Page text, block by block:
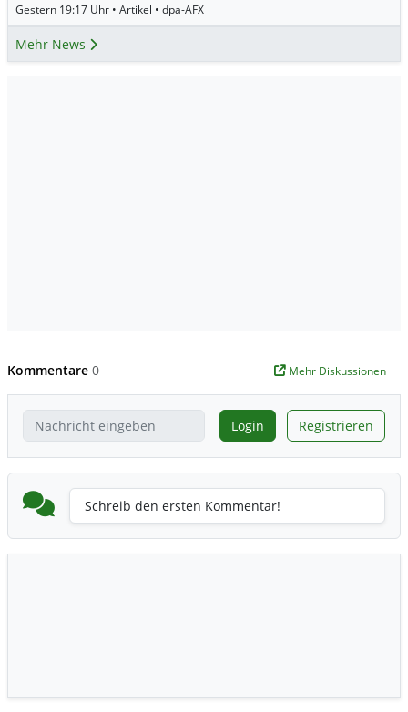
Gestern 19:17 Uhr • Artikel • dpa-AFX
Mehr News
Kommentare 0 Mehr Diskussionen
Login Registrieren
Schreib den ersten Kommentar!